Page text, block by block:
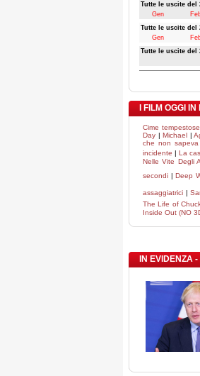
Tutte le uscite del
Gen
Tutte le uscite del
Gen
Tutte le uscite del
I FILM OGGI
Cime tempestose
Day | Michael |
che non sapeva
incidente |La
Nelle Vite Degli
secondi |Deep
assaggiatrici |
The Life of
Inside Out (NO
IN EVIDENZA